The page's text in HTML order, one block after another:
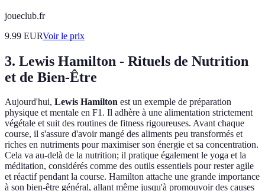
joueclub.fr
9.99 EURVoir le prix
3. Lewis Hamilton - Rituels de Nutrition
et de Bien-Être
Aujourd'hui, Lewis Hamilton est un exemple de préparation
physique et mentale en F1. Il adhère à une alimentation strictement
végétale et suit des routines de fitness rigoureuses. Avant chaque
course, il s'assure d'avoir mangé des aliments peu transformés et
riches en nutriments pour maximiser son énergie et sa concentration.
Cela va au-delà de la nutrition; il pratique également le yoga et la
méditation, considérés comme des outils essentiels pour rester agile
et réactif pendant la course. Hamilton attache une grande importance
à son bien-être général, allant même jusqu'à promouvoir des causes